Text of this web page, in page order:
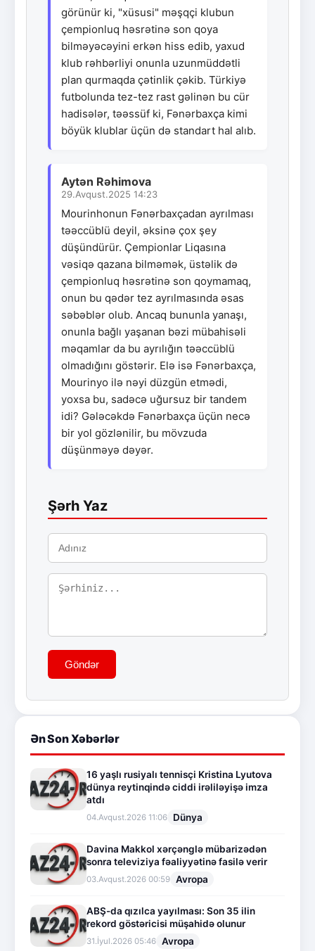
görünür ki, "xüsusi" məşqçi klubun
çempionluq həsrətinə son qoya
bilməyəcəyini erkən hiss edib, yaxud
klub rəhbərliyi onunla uzunmüddətli
plan qurmaqda çətinlik çəkib. Türkiyə
futbolunda tez-tez rast gəlinən bu cür
hadisələr, təəssüf ki, Fənərbaxça kimi
böyük klublar üçün də standart hal alıb.
Aytən Rəhimova
29.Avqust.2025 14:23
Mourinhonun Fənərbaxçadan ayrılması
təəccüblü deyil, əksinə çox şey
düşündürür. Çempionlar Liqasına
vəsiqə qazana bilməmək, üstəlik də
çempionluq həsrətinə son qoymamaq,
onun bu qədər tez ayrılmasında əsas
səbəblər olub. Ancaq bununla yanaşı,
onunla bağlı yaşanan bəzi mübahisəli
məqamlar da bu ayrılığın təəccüblü
olmadığını göstərir. Elə isə Fənərbaxça,
Mourinyo ilə nəyi düzgün etmədi,
yoxsa bu, sadəcə uğursuz bir tandem
idi? Gələcəkdə Fənərbaxça üçün necə
bir yol gözlənilir, bu mövzuda
düşünməyə dəyər.
Şərh Yaz
Göndər
Ən Son Xəbərlər
16 yaşlı rusiyalı tennisçi Kristina Lyutova
dünya reytinqində ciddi irəliləyişə imza
atdı
04.Avqust.2026 11:06 Dünya
Davina Makkol xərçənglə mübarizədən
sonra televiziya fəaliyyətinə fasilə verir
03.Avqust.2026 00:59 Avropa
ABŞ-da qızılca yayılması: Son 35 ilin
rekord göstəricisi müşahidə olunur
31.İyul.2026 05:46 Avropa